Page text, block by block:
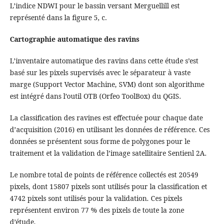
L’indice NDWI pour le bassin versant Merguellill est
représenté dans la figure 5, c.
Cartographie automatique des ravins
L’inventaire automatique des ravins dans cette étude s’est
basé sur les pixels supervisés avec le séparateur à vaste
marge (Support Vector Machine, SVM) dont son algorithme
est intégré dans l’outil OTB (Orfeo ToolBox) du QGIS.
La classification des ravines est effectuée pour chaque date
d’acquisition (2016) en utilisant les données de référence. Ces
données se présentent sous forme de polygones pour le
traitement et la validation de l’image satellitaire Sentienl 2A.
Le nombre total de points de référence collectés est 20549
pixels, dont 15807 pixels sont utilisés pour la classification et
4742 pixels sont utilisés pour la validation. Ces pixels
représentent environ 77 % des pixels de toute la zone
d’étude.